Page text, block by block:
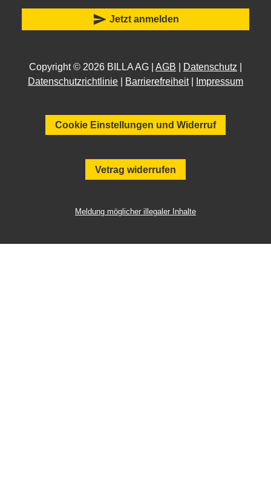
send Jetzt anmelden
Copyright © 2026 BILLA AG | AGB Datenschutz
Datenschutzrichtlinie
Barrierefreiheit| Impressum
Cookie Einstellungen und Widerruf
Vetrag widerrufen
Meldung möglicher illegaler Inhalte